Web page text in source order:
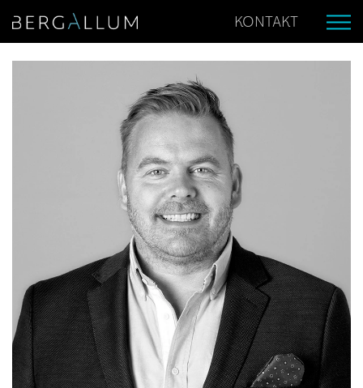
KONTAKT